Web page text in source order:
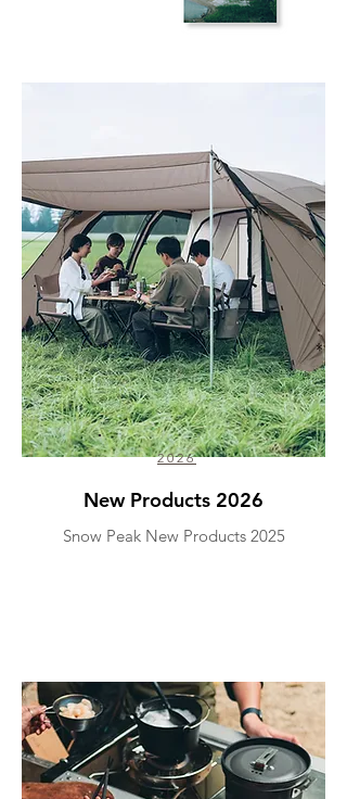
2026
New Products 2026
Snow Peak New Products 2025